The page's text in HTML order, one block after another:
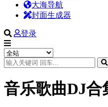
大海导航
封面生成器
登录
音乐歌曲DJ合